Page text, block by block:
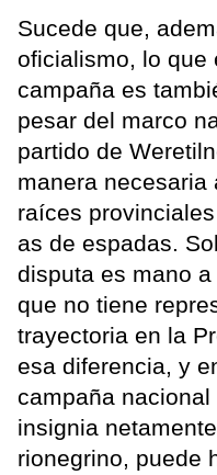
Sucede que,
oficialismo, lo que
campaña es
pesar del marco
partido de
manera necesaria
raíces
as de espadas.
disputa es mano
que no tiene
trayectoria en la
esa diferencia, y
campaña
insignia
rionegrino, puede